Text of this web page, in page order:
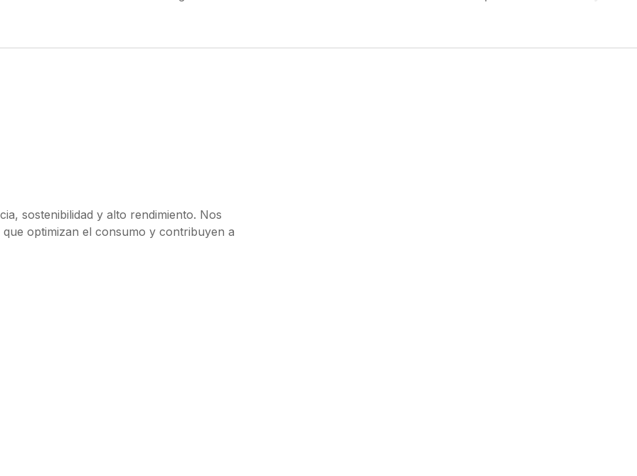
sostenibilidad y alto rendimiento. Nos
optimizan el consumo y contribuyen a